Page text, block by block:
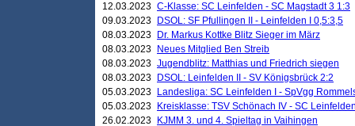
12.03.2023 C-Klasse: SC Leinfelden - SC Magstadt 3 1:3
09.03.2023
DSOL: SF Pfullingen II - Leinfelden I 0,5:3,5
08.03.2023
Dr. Markus Kottke Blitz Sieger im März
08.03.2023
Neues Mitglied Ben Streib
08.03.2023 Jugendblitz: Matthias und Friedrich siegen
08.03.2023
DSOL: Leinfelden II - SV Königsbrück 2:2
05.03.2023
Landesliga: SC Leinfelden I - SpVgg
05.03.2023
Kreisklasse: TSV Schönach IV - SC
26.02.2023
KJMM 3. und 4. Spieltag in Vaihingen